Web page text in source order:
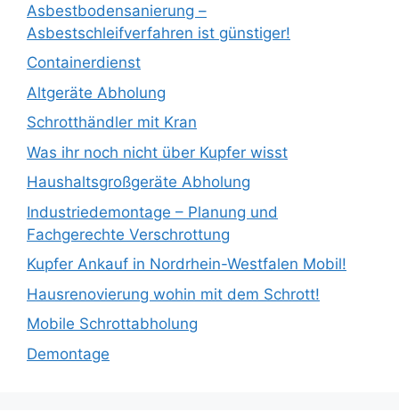
Asbestbodensanierung –
Asbestschleifverfahren ist günstiger!
Containerdienst
Altgeräte Abholung
Schrotthändler mit Kran
Was ihr noch nicht über Kupfer wisst
Haushaltsgroßgeräte Abholung
Industriedemontage – Planung und
Fachgerechte Verschrottung
Kupfer Ankauf in Nordrhein-Westfalen Mobil!
Hausrenovierung wohin mit dem Schrott!
Mobile Schrottabholung
Demontage